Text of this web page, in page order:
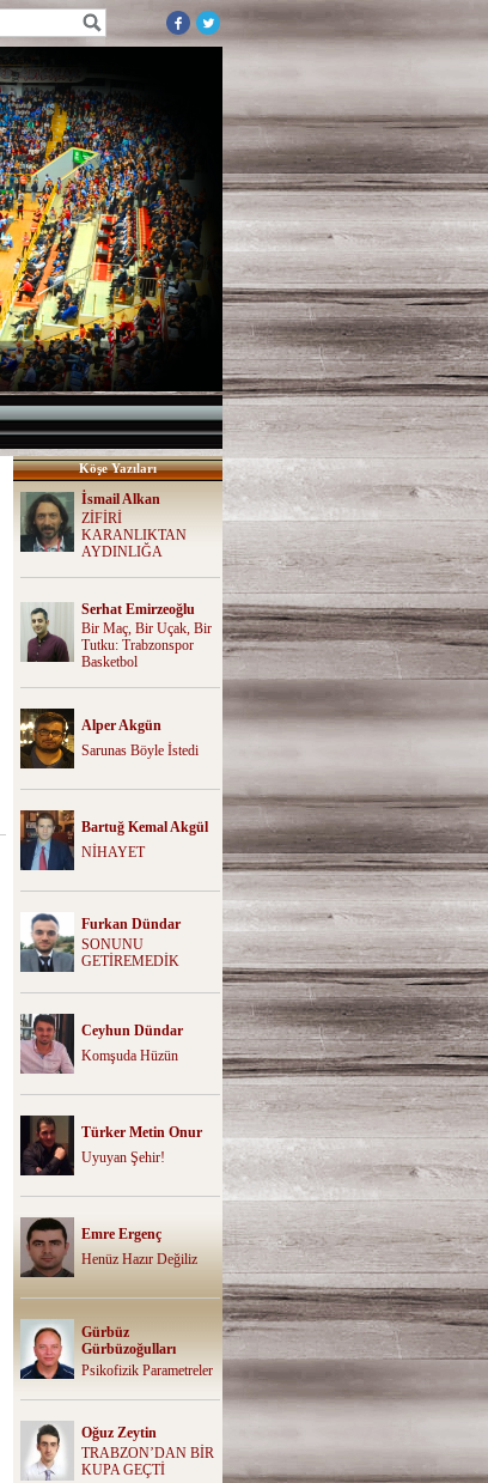
Köşe Yazıları
İsmail Alkan
ZİFİRİ
KARANLIKTAN
AYDINLIĞA
Serhat Emirzeoğlu
Bir Maç, Bir Uçak, Bir
Tutku: Trabzonspor
Basketbol
Alper Akgün
Sarunas Böyle İstedi
Bartuğ Kemal Akgül
NİHAYET
Furkan Dündar
SONUNU
GETİREMEDİK
Ceyhun Dündar
Komşuda Hüzün
Türker Metin Onur
Uyuyan Şehir!
Emre Ergenç
Henüz Hazır Değiliz
Gürbüz
Gürbüzoğulları
Psikofizik Parametreler
Oğuz Zeytin
TRABZON’DAN BİR
KUPA GEÇTİ